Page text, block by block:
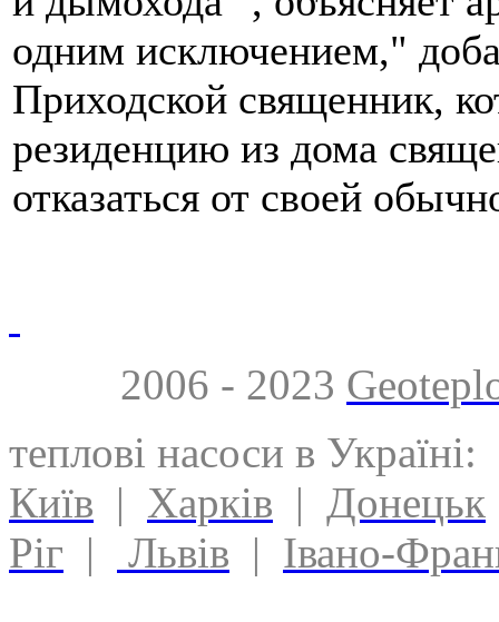
одним исключением,"
Приходской священник,
резиденцию из дома
отказаться от своей
2006 - 2023
теплові насоси в Україні:
Київ | Харків | Донецьк
Ріг | Львів | Івано-